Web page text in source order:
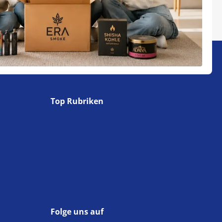
Top Rubriken
Folge uns auf